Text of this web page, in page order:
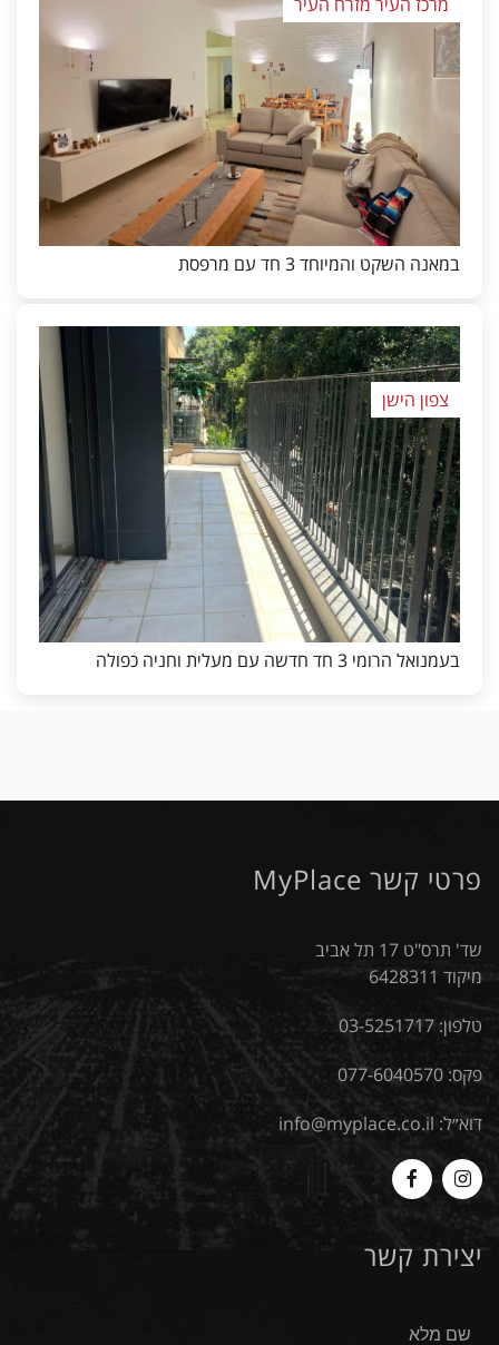
במאנה השקט והמיוחד 3 חד עם מרפסת
צפון הישן
בעמנואל הרומי 3 חד חדשה עם מעלית וחניה כפולה
פרטי קשר MyPlace
שד' תרס"ט 17 תל אביב
מיקוד 6428311
טלפון:03-5251717
פקס: 077-6040570
דוא״ל: info@myplace.co.il
Myplace
-
Instagram
MyPlace
Facebook
יצירת קשר